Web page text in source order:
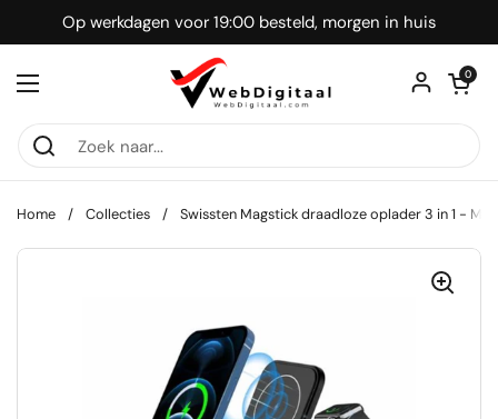
Ga naar content
Op werkdagen voor 19:00 besteld, morgen in huis
Menu openen
0
Home / Collecties / Swissten Magstick draadloze oplader 3 in 1 -